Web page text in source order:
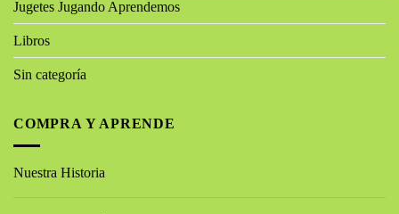
Jugetes Jugando Aprendemos
Libros
Sin categoría
COMPRA Y APRENDE
Nuestra Historia